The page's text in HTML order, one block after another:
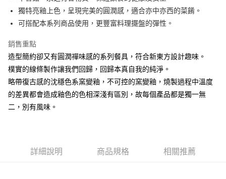
AFTEE先享後付
相關說明
AFTEE先享後付是「在收到商品之後才付款」的支付方式。 讓您購物簡單
便利好安心！
１．簡單：不需註冊會員、不需綁卡、不需儲值。
２．便利：只要手機號碼，簡訊認證，即可結帳。
３．安心：先確認商品／服務後，再付款。
【「AFTEE先享後付」結帳流程】
１．於結帳方式選擇「AFTEE先享後付」後，將跳轉至「AFTEE先享後付」
※ 請注意：結帳手續完成當下不需立刻繳費，但若您需要取消訂單，請聯絡
ATM付款
全家取貨付款
每筆NT$60，滿NT$1,500(含以上)免運費
7-11取貨付款
獨特亮釉上色，呈現完美的圓潤感，適合亦中亦西的菜餚。
可搭配本系列商品使用，更豐富料理擺盤的彈性。
銷售重點
造型簡約卻又有圓潤禪味感的系列餐具，符合新東方設計趣味。
樸實的線條製作讓我們回歸，回歸本真自我的純淨。
略帶復古感的沈穩色系窯變釉，不可控的窯變釉，燒製過程中溫度
的差異都會造成釉色的色相深淺有區別，故每個產品都是獨一無
二，別有風味。
詳細說明 商品規格 相關推薦